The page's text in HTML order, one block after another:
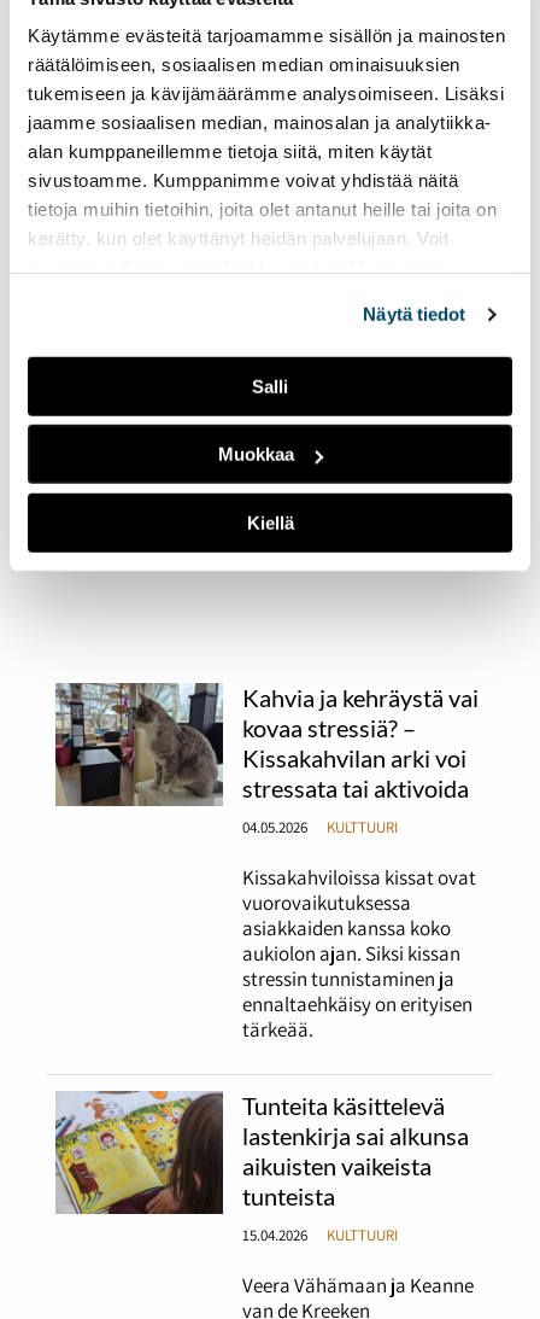
Käytämme evästeitä tarjoamamme sisällön ja mainosten
räätälöimiseen, sosiaalisen median ominaisuuksien
tukemiseen ja kävijämäärämme analysoimiseen. Lisäksi
jaamme sosiaalisen median, mainosalan ja analytiikka-
alan kumppaneillemme tietoja siitä, miten käytät
sivustoamme. Kumppanimme voivat yhdistää näitä
tietoja muihin tietoihin, joita olet antanut heille tai joita on
kerätty, kun olet käyttänyt heidän palvelujaan. Voit
Näytä tiedot
Salli
Muokkaa
Kiellä
”Tekoälyllä voi olla myös paljon annettavaa,
kunhan ei laske sen varaan liikaa.”
Kahvia ja kehräystä vai
kovaa stressiä? –
Kissakahvilan arki voi
stressata tai aktivoida
04.05.2026 KULTTUURI
Kissakahviloissa kissat ovat
vuorovaikutuksessa
asiakkaiden kanssa koko
aukiolon ajan. Siksi kissan
stressin tunnistaminen ja
ennaltaehkäisy on erityisen
tärkeää.
Tunteita käsittelevä
lastenkirja sai alkunsa
aikuisten vaikeista
tunteista
15.04.2026 KULTTUURI
Veera Vähämaan ja Keanne
van de Kreeken